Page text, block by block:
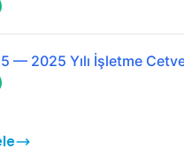
— 2025 Yılı İşletme